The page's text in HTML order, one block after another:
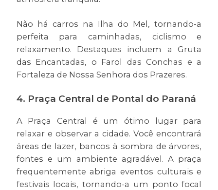
Não há carros na Ilha do Mel, tornando-a
perfeita para caminhadas, ciclismo e
relaxamento. Destaques incluem a Gruta
das Encantadas, o Farol das Conchas e a
Fortaleza de Nossa Senhora dos Prazeres.
4. Praça Central de Pontal do Paraná
A Praça Central é um ótimo lugar para
relaxar e observar a cidade. Você encontrará
áreas de lazer, bancos à sombra de árvores,
fontes e um ambiente agradável. A praça
frequentemente abriga eventos culturais e
festivais locais, tornando-a um ponto focal